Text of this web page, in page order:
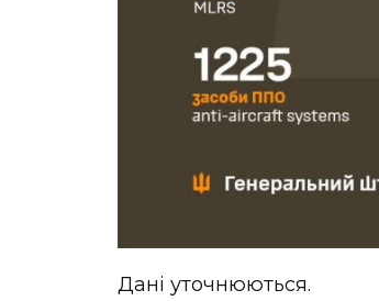
Дані уточнюються.